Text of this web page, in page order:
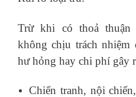
Trừ khi có thoả thuận
không chịu trách
hư hỏng hay chi phí gây
Chiến tranh, nội